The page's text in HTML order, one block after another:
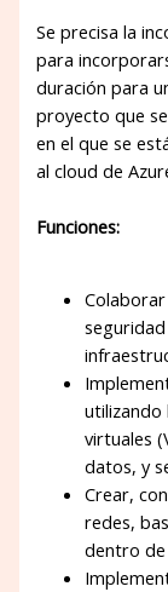
Se precisa la
para
duración para
proyecto que
en el que se
al cloud de
Funciones:
utilizando
virtuales
datos, y
Crear,
redes,
dentro de